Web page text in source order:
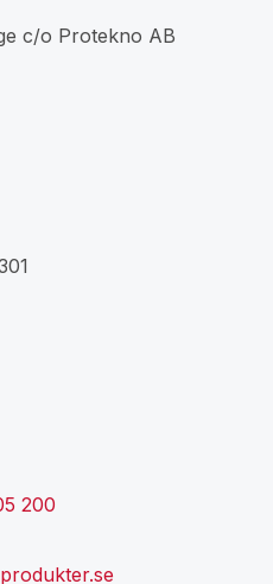
c/o Protekno AB
200